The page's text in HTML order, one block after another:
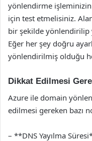
yönlendirme işleminizin
için test etmelisiniz. Alan
bir şekilde
Eğer her şey doğru
yönlendirilmiş olduğu
Dikkat Edilmesi
Azure ile domain
edilmesi gereken bazı
– **DNS Yayılma